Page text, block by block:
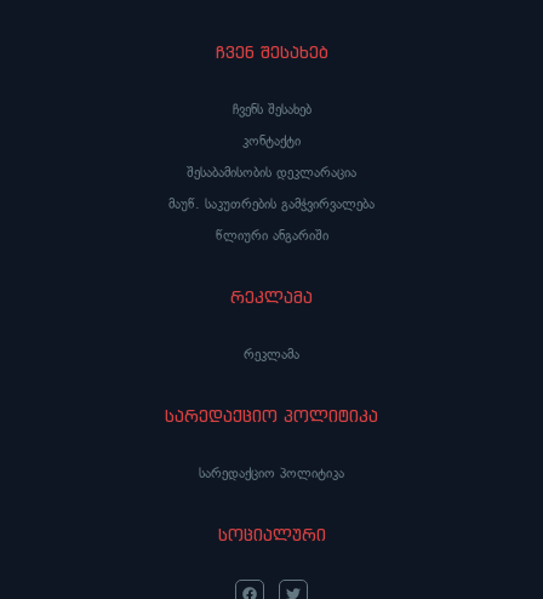
ჩვენ შესახებ
ჩვენს შესახებ
კონტაქტი
შესაბამისობის დეკლარაცია
მაუწ. საკუთრების გამჭვირვალება
წლიური ანგარიში
რეკლამა
რეკლამა
სარედაქციო პოლიტიკა
სარედაქციო პოლიტიკა
სოციალური